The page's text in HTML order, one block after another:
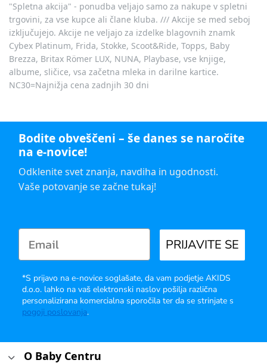
"Spletna akcija" - ponudba veljajo samo za nakupe v spletni
trgovini, za vse kupce ali člane kluba. /// Akcije se med seboj
izključujejo. Akcije ne veljajo za izdelke blagovnih znamk
Cybex Platinum, Frida, Stokke, Scoot&Ride, Topps, Baby
Brezza, Britax Römer LUX, NUNA, Playbase, vse knjige,
albume, sličice, vsa začetna mleka in darilne kartice.
NC30=Najnižja cena zadnjih 30 dni
Bodite obveščeni – še danes se naročite
na e-novice!
Odklenite svet znanja, navdiha in ugodnosti.
Vaše potovanje se začne tukaj!
PRIJAVITE SE
*S prijavo na e-novice soglašate, da vam podjetje AKIDS
d.o.o. lahko na vaš elektronski naslov pošilja različna
personalizirana komercialna sporočila ter da se strinjate s
pogoji poslovanja.
O Baby Centru